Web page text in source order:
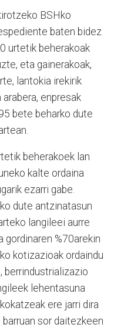
BSHko
baten bidez
urtetik beherakoak
eta gainerakoak,
lantokia irekirik
enpresak
bete beharko dute
beherakoek lan
kalte ordaina
ezarri gabe.
dute antzinatasun
langileei aurre
gordinaren %70arekin
kotizazioak ordaindu
berrindustrializazio
lehentasuna
ere jarri dira
sor daitezkeen